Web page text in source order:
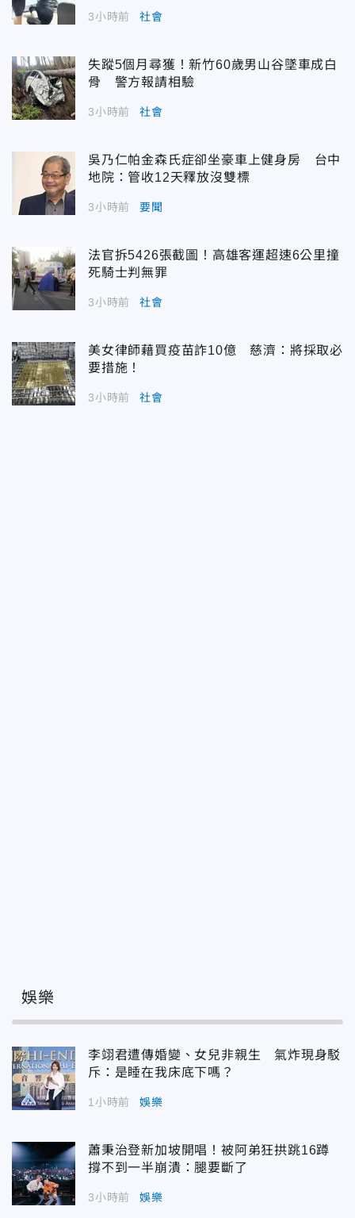
3小時前 社會
失蹤5個月尋獲！新竹60歲男山谷墜車成白
骨 警方報請相驗
3小時前 社會
吳乃仁帕金森氏症卻坐豪車上健身房 台中
地院：管收12天釋放沒雙標
3小時前 要聞
法官拆5426張截圖！高雄客運超速6公里撞
死騎士判無罪
3小時前 社會
美女律師藉買疫苗詐10億 慈濟：將採取必
要措施！
3小時前 社會
娛樂
李翊君遭傳婚變、女兒非親生 氣炸現身駁
斥：是睡在我床底下嗎？
1小時前 娛樂
蕭秉治登新加坡開唱！被阿弟狂拱跳16蹲
撐不到一半崩潰：腿要斷了
3小時前 娛樂